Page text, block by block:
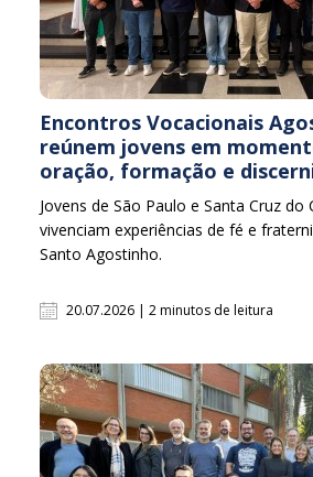
Encontros Vocacionais
reúnem jovens em
oração, formação e
Jovens de São Paulo e Santa Cruz do
vivenciam experiências de fé e
Santo Agostinho.
20.07.2026 | 2 minutos de leitura